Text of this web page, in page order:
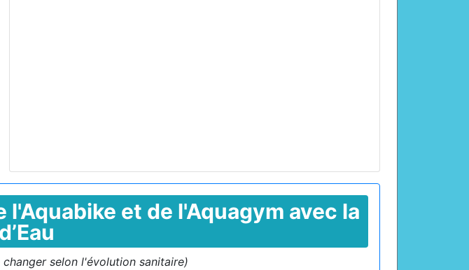
l'Aquabike et de l'Aquagym avec la
selon l'évolution sanitaire)